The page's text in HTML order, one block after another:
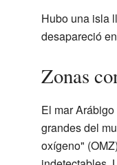
Hubo una isla
desapareció
Zonas
El mar
grandes del
oxígeno"